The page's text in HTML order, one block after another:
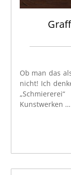
Ob man das
nicht! Ich
Kunstwerken …